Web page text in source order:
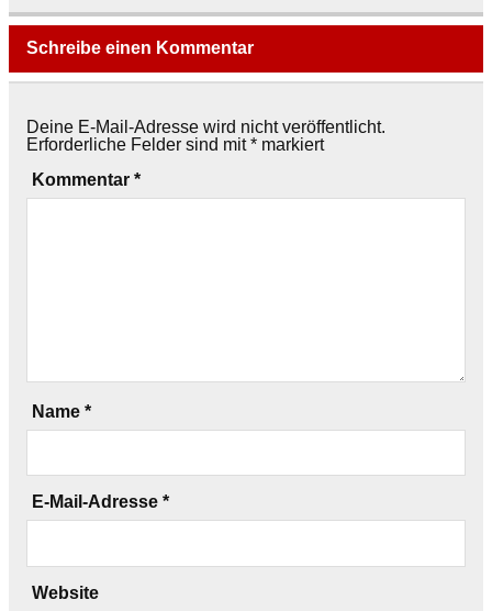
Schreibe einen Kommentar
Deine E-Mail-Adresse wird nicht veröffentlicht.
Erforderliche Felder sind mit* markiert
Kommentar *
Name *
E-Mail-Adresse *
Website